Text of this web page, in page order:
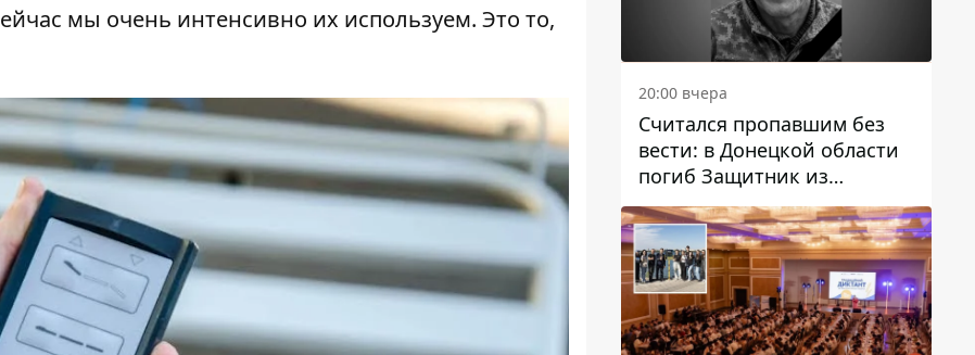
мы очень интенсивно их используем. Это то,
20:00 вчера
Считался пропавшим без
вести: в Донецкой области
погиб Защитник из
Каменского Антон
Красовский